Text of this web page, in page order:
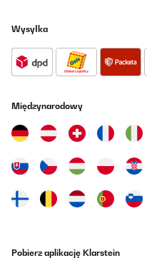
Wysyłka
Międzynarodowy
Pobierz aplikację Klarstein